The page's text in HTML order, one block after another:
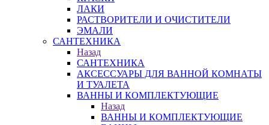
ЛАКИ
РАСТВОРИТЕЛИ И ОЧИСТИТЕЛИ
ЭМАЛИ
САНТЕХНИКА
Назад
САНТЕХНИКА
АКСЕССУАРЫ ДЛЯ ВАННОЙ КОМНАТЫ
И ТУАЛЕТА
ВАННЫ И КОМПЛЕКТУЮЩИЕ
Назад
ВАННЫ И КОМПЛЕКТУЮЩИЕ